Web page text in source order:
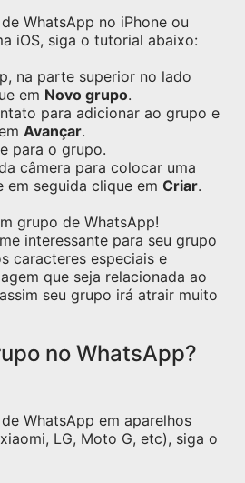
WhatsApp no iPhone ou
iOS, siga o tutorial abaixo:
na parte superior no lado
em Novo grupo.
para adicionar ao grupo e
Avançar.
para o grupo.
câmera para colocar uma
em seguida clique em Criar.
grupo de WhatsApp!
interessante para seu grupo
caracteres especiais e
que seja relacionada ao
seu grupo irá atrair muito
no WhatsApp?
WhatsApp em aparelhos
LG, Moto G, etc), siga o